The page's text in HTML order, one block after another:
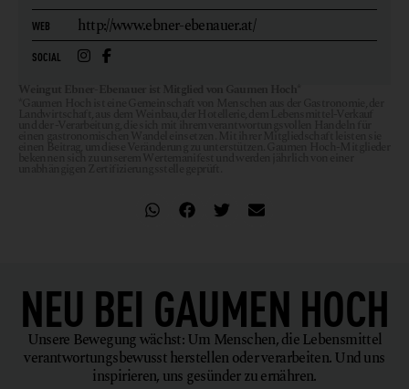
WEB http://www.ebner-ebenauer.at/
SOCIAL
NEU BEI GAUMEN HOCH
Unsere Bewegung wächst: Um Menschen, die Lebensmittel
verantwortungsbewusst herstellen oder verarbeiten. Und uns
inspirieren, uns gesünder zu ernähren.